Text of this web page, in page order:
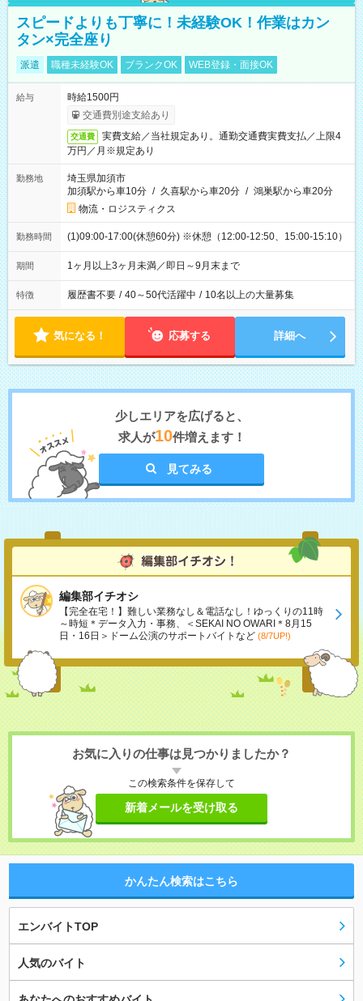
スピードよりも丁寧に！未経験OK！作業はカン
タン×完全座り
派遣 職種未経験OK ブランクOK WEB登録・面接OK
給与
時給1500円
交通費別途支給あり
交通費
実費支給／当社規定あり。通勤交通費実費支払／上限4
万円／月※規定あり
勤務地
埼玉県加須市
加須駅から車10分 / 久喜駅から車20分 / 鴻巣駅から車20分
物流・ロジスティクス
勤務時間 (1)09:00-17:00(休憩60分) ※休憩（12:00-12:50、15:00-15:10）
期間 1ヶ月以上3ヶ月未満／即日～9月末まで
特徴 履歴書不要 / 40～50代活躍中 / 10名以上の大量募集
気になる！ 応募する 詳細へ
少しエリアを広げると、
求人が10件増えます！
見てみる
編集部イチオシ
【完全在宅！】難しい業務なし＆電話なし！ゆっくりの11時
～時短＊データ入力・事務、＜SEKAI NO OWARI＊8月15
日・16日＞ドーム公演のサポートバイトなど (8/7UP!)
お気に入りの仕事は見つかりましたか？
この検索条件を保存して
新着メールを受け取る
かんたん検索はこちら
エンバイトTOP
人気のバイト